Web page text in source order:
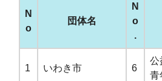
N
o
団体名
N
o
.
1 いわき市 6
公
青